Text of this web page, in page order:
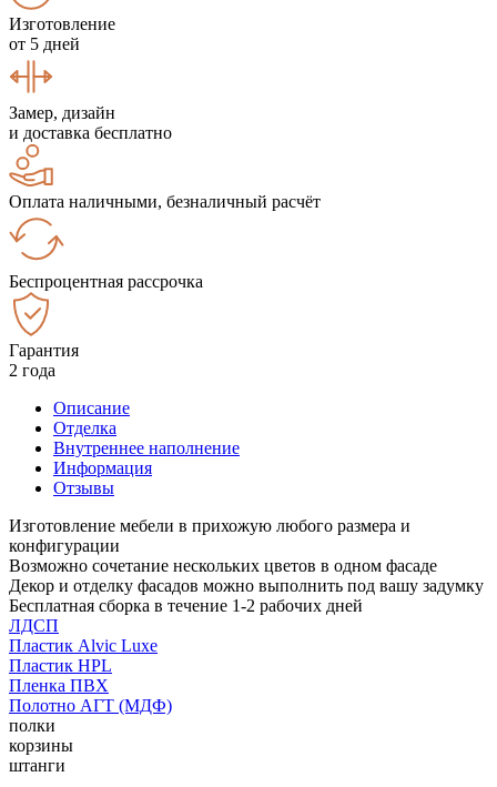
Изготовление
от 5 дней
Замер, дизайн
и доставка бесплатно
Оплата наличными, безналичный расчёт
Беспроцентная рассрочка
Гарантия
2 года
Описание
Отделка
Внутреннее наполнение
Информация
Отзывы
Изготовление мебели в прихожую любого размера и
конфигурации
Возможно сочетание нескольких цветов в одном фасаде
Декор и отделку фасадов можно выполнить под вашу задумку
Бесплатная сборка в течение 1-2 рабочих дней
ЛДСП
Пластик Alvic Luxe
Пластик HPL
Пленка ПВХ
Полотно АГТ (МДФ)
полки
корзины
штанги